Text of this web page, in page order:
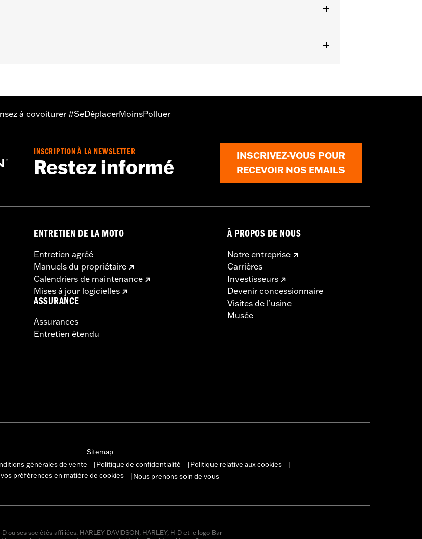
Convient aux modèles Touring à partir de 2024 (sauf FLTRK, FLHTK et FLI à partir de
d’autoroute à l’arrêt et lors de démarrage. Cela risque de provoquer des blessures
à covoiturer #SeDéplacerMoinsPolluer
INSCRIPTION À LA NEWSLETTER
Restez informé
INSCRIVEZ-VOUS POUR
RECEVOIR NOS EMAILS
ENTRETIEN DE LA MOTO
Entretien agréé
Manuels du propriétaire
Calendriers de maintenance
Mises à jour logicielles
ASSURANCE
Assurances
Entretien étendu
À PROPOS DE NOUS
Notre entreprise
Carrières
Investisseurs
Devenir concessionnaire
Visites de l’usine
Musée
Sitemap
générales de vente Politique de confidentialité Politique relative aux cookies
préférences en matière de cookies
Nous prenons soin de vous
ou ses sociétés affiliées. HARLEY-DAVIDSON, HARLEY, H-D et le logo Bar